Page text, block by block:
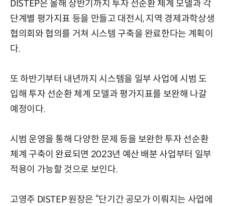
DISTEP은 올해 상반기까지 투자 선순환 체계 모델과 각
단계별 평가지표 등을 만들고 대전시, 지역 경제과학상생
협의회와 협의를 거쳐 시스템 구축을 완료한다는 계획이
다.
또 하반기부터 내년까지 시스템을 일부 사업에 시범 도
입해 투자 선순환 체계 모델과 평가지표를 보완해 나갈
예정이다.
시범 운영을 통해 다양한 문제 등을 보완한 투자 선순환
체계 구축이 완료되면 2023년 예산 배분 사업부터 일부
적용이 가능할 것으로 보인다.
고영주 DISTEP 원장은 “단기간 공모가 이뤄지는 사업에